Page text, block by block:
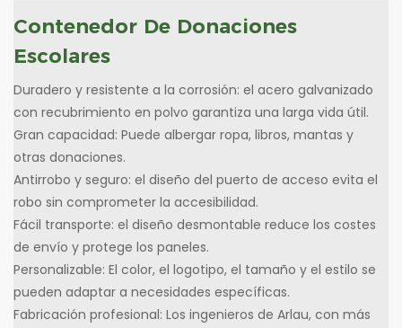
Contenedor De Donaciones
Escolares
Duradero y resistente a la corrosión: el acero galvanizado
con recubrimiento en polvo garantiza una larga vida útil.
Gran capacidad: Puede albergar ropa, libros, mantas y
otras donaciones.
Antirrobo y seguro: el diseño del puerto de acceso evita el
robo sin comprometer la accesibilidad.
Fácil transporte: el diseño desmontable reduce los costes
de envío y protege los paneles.
Personalizable: El color, el logotipo, el tamaño y el estilo se
pueden adaptar a necesidades específicas.
Fabricación profesional: Los ingenieros de Arlau, con más